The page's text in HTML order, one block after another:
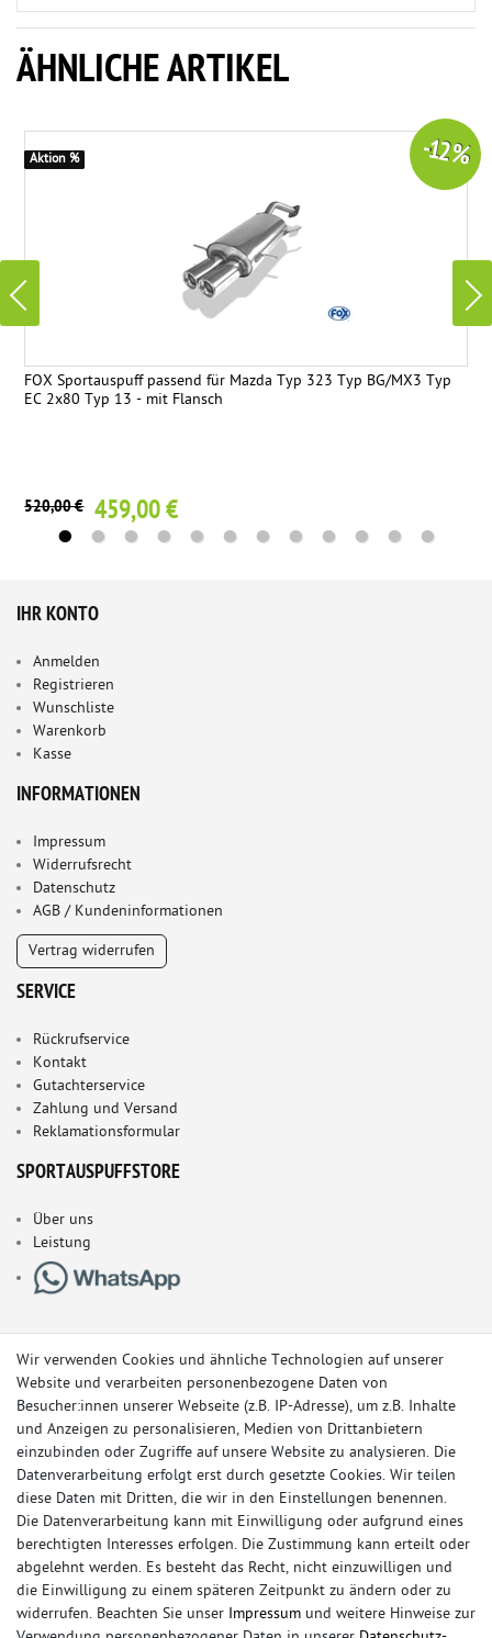
ÄHNLICHE ARTIKEL
FOX Sportauspuff passend für Mazda Typ 323 Typ BG/MX3 Typ
EC 2x80 Typ 13 - mit Flansch
520,00 € 459,00 €
-12 %
Aktion %
IHR KONTO
Anmelden
Registrieren
Wunschliste
Warenkorb
Kasse
INFORMATIONEN
Impressum
Widerrufsrecht
Datenschutz
AGB / Kundeninformationen
Vertrag widerrufen
SERVICE
Rückrufservice
Kontakt
Gutachterservice
Zahlung und Versand
Reklamationsformular
SPORTAUSPUFFSTORE
Über uns
Leistung
© Copyright 2026 Sportauspuff-Store.de - Alle Rechte vorbehalten.
Preisangaben inkl. gesetzlicher MwSt. und zzgl. Versandkosten
Das Internetportal für Sportendschalldämpfer, Komplettanlagen,
Wir verwenden Cookies und ähnliche Technologien auf unserer
Website und verarbeiten personenbezogene Daten von
Besucher:innen unserer Webseite (z.B. IP-Adresse), um z.B. Inhalte
und Anzeigen zu personalisieren, Medien von Drittanbietern
einzubinden oder Zugriffe auf unsere Website zu analysieren. Die
Datenverarbeitung erfolgt erst durch gesetzte Cookies. Wir teilen
diese Daten mit Dritten, die wir in den Einstellungen benennen.
Die Datenverarbeitung kann mit Einwilligung oder aufgrund eines
berechtigten Interesses erfolgen. Die Zustimmung kann erteilt oder
abgelehnt werden. Es besteht das Recht, nicht einzuwilligen und
die Einwilligung zu einem späteren Zeitpunkt zu ändern oder zu
widerrufen. Beachten Sie unser Impressum und weitere Hinweise zur